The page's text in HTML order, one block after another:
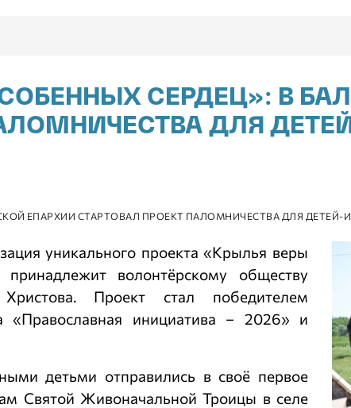
СЕРДЕЦ»: В
ДЛЯ
ЕПАРХИИ СТАРТОВАЛ ПРОЕКТ ПАЛОМНИЧЕСТВА ДЛЯ
уникального проекта «Крылья веры
волонтёрскому обществу
Проект стал победителем
«Православная инициатива – 2026» и
детьми отправились в своё первое
Святой Живоначальной Троицы в селе